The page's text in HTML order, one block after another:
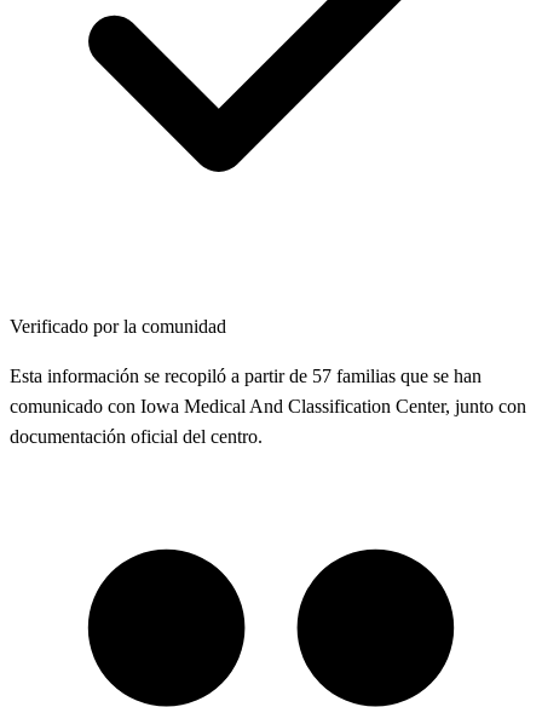
Verificado por la comunidad
Esta información se recopiló a partir de 57 familias que se han
comunicado con Iowa Medical And Classification Center, junto con
documentación oficial del centro.